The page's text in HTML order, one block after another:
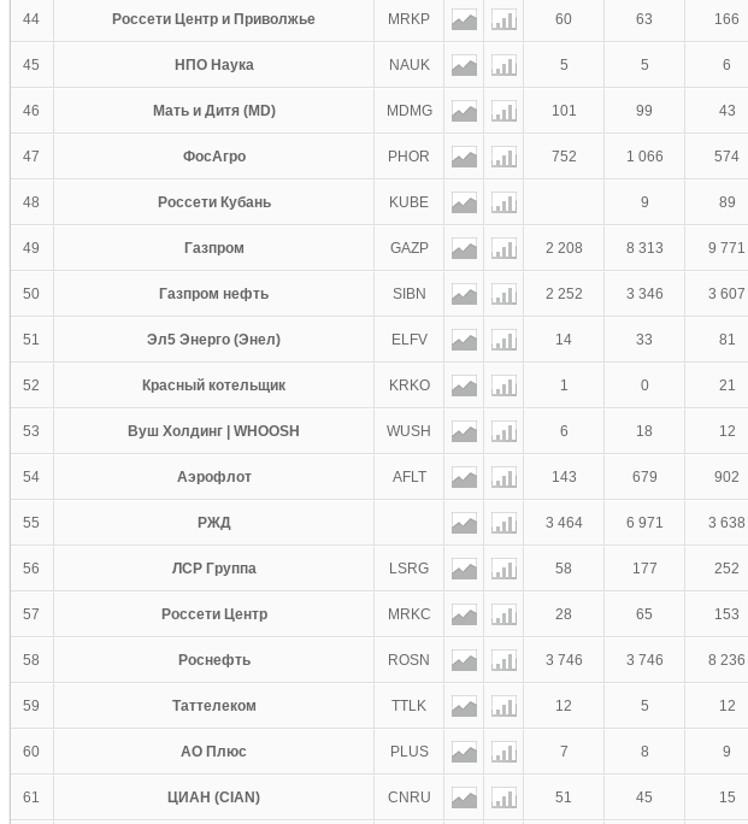
44 Россети Центр и Приволжье MRKP 60 63 166
45 НПО Наука NAUK 5 5 6
46 Мать и Дитя (MD) MDMG 101 99 43
47 ФосАгро PHOR 752 1 066 574
48 Россети Кубань KUBE 9 89
49 Газпром GAZP 2 208 8 313 9 771
50 Газпром нефть SIBN 2 252 3 346 3 607
51 Эл5 Энерго (Энел) ELFV 14 33 81
52 Красный котельщик KRKO 1 0 21
53 Вуш Холдинг | WHOOSH WUSH 6 18 12
54 Аэрофлот AFLT 143 679 902
55 РЖД 3 464 6 971 3 638
56 ЛСР Группа LSRG 58 177 252
57 Россети Центр MRKC 28 65 153
58 Роснефть ROSN 3 746 3 746 8 236
59 Таттелеком TTLK 12 5 12
60 АО Плюс PLUS 7 8 9
61 ЦИАН (CIAN) CNRU 51 45 15